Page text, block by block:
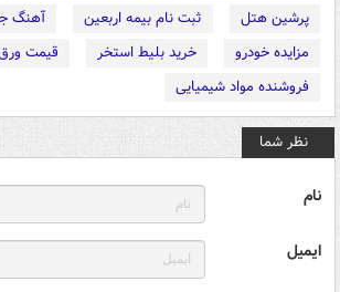
پرشین هتل
ثبت نام بیمه اربعین
آهنگ
مزایده خودرو
خرید بلیط استخر
قیمت
فروشنده مواد شیمیایی
نظر شما
نام
ایمیل